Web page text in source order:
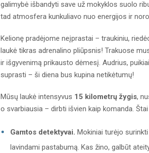
galimybė išbandyti save už mokyklos suolo
tad atmosfera kunkuliavo nuo energijos ir
Kelionę pradėjome neįprastai – traukiniu,
laukė tikras adrenalino pliūpsnis! Trakuose
ir išgyvenimą prikausto dėmesį. Audrius,
suprasti – ši diena bus kupina netikėtumų!
Mūsų laukė intensyvus 15 kilometrų žygis,
o svarbiausia – dirbti išvien kaip komanda.
Gamtos detektyvai. Mokiniai turėjo
lavindami pastabumą. Kas žino, galbūt